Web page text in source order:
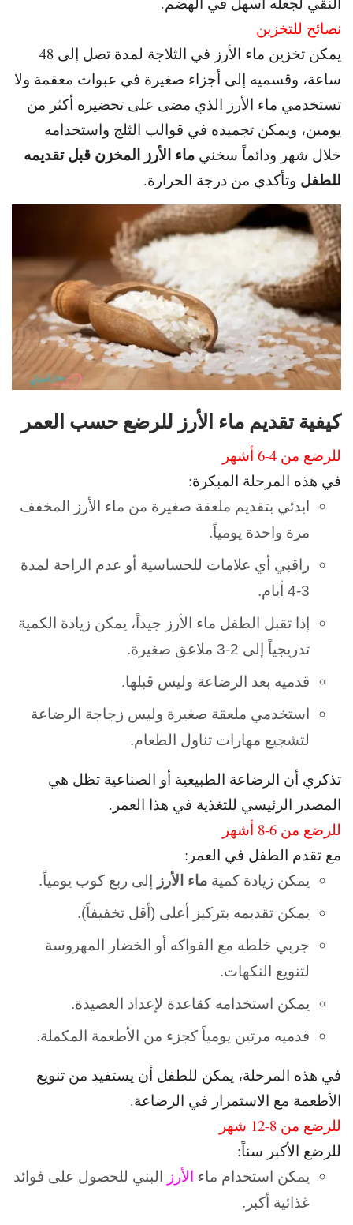
نصائح للتخزين
يمكن تخزين ماء الأرز في الثلاجة لمدة تصل إلى 48
ساعة، وقسميه إلى أجزاء صغيرة في عبوات معقمة ولا
تستخدمي ماء الأرز الذي مضى على تحضيره أكثر من
يومين، ويمكن تجميده في قوالب الثلج واستخدامه
خلال شهر ودائماً سخني ماء الأرز المخزن قبل تقديمه
للطفل وتأكدي من درجة الحرارة.
كيفية تقديم ماء الأرز للرضع حسب العمر
للرضع من 4-6 أشهر
في هذه المرحلة المبكرة:
ابدئي بتقديم ملعقة صغيرة من ماء الأرز المخفف
مرة واحدة يومياً.
راقبي أي علامات للحساسية أو عدم الراحة لمدة
3-4 أيام.
إذا تقبل الطفل ماء الأرز جيداً، يمكن زيادة الكمية
تدريجياً إلى 2-3 ملاعق صغيرة.
قدميه بعد الرضاعة وليس قبلها.
استخدمي ملعقة صغيرة وليس زجاجة الرضاعة
لتشجيع مهارات تناول الطعام.
تذكري أن الرضاعة الطبيعية أو الصناعية تظل هي
المصدر الرئيسي للتغذية في هذا العمر.
للرضع من 6-8 أشهر
مع تقدم الطفل في العمر:
يمكن زيادة كمية ماء الأرز إلى ربع كوب يومياً.
يمكن تقديمه بتركيز أعلى (أقل تخفيفاً).
جربي خلطه مع الفواكه أو الخضار المهروسة
لتنويع النكهات.
يمكن استخدامه كقاعدة لإعداد العصيدة.
قدميه مرتين يومياً كجزء من الأطعمة المكملة.
في هذه المرحلة، يمكن للطفل أن يستفيد من تنويع
الأطعمة مع الاستمرار في الرضاعة.
للرضع من 8-12 شهر
للرضع الأكبر سناً:
يمكن استخدام ماء الأرز البني للحصول على فوائد
غذائية أكبر.